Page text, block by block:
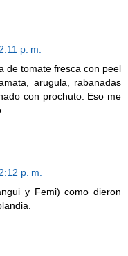
p. m.
de tomate fresca con peel
arugula, rabanadas
con prochuto. Eso me
p. m.
y Femi) como dieron